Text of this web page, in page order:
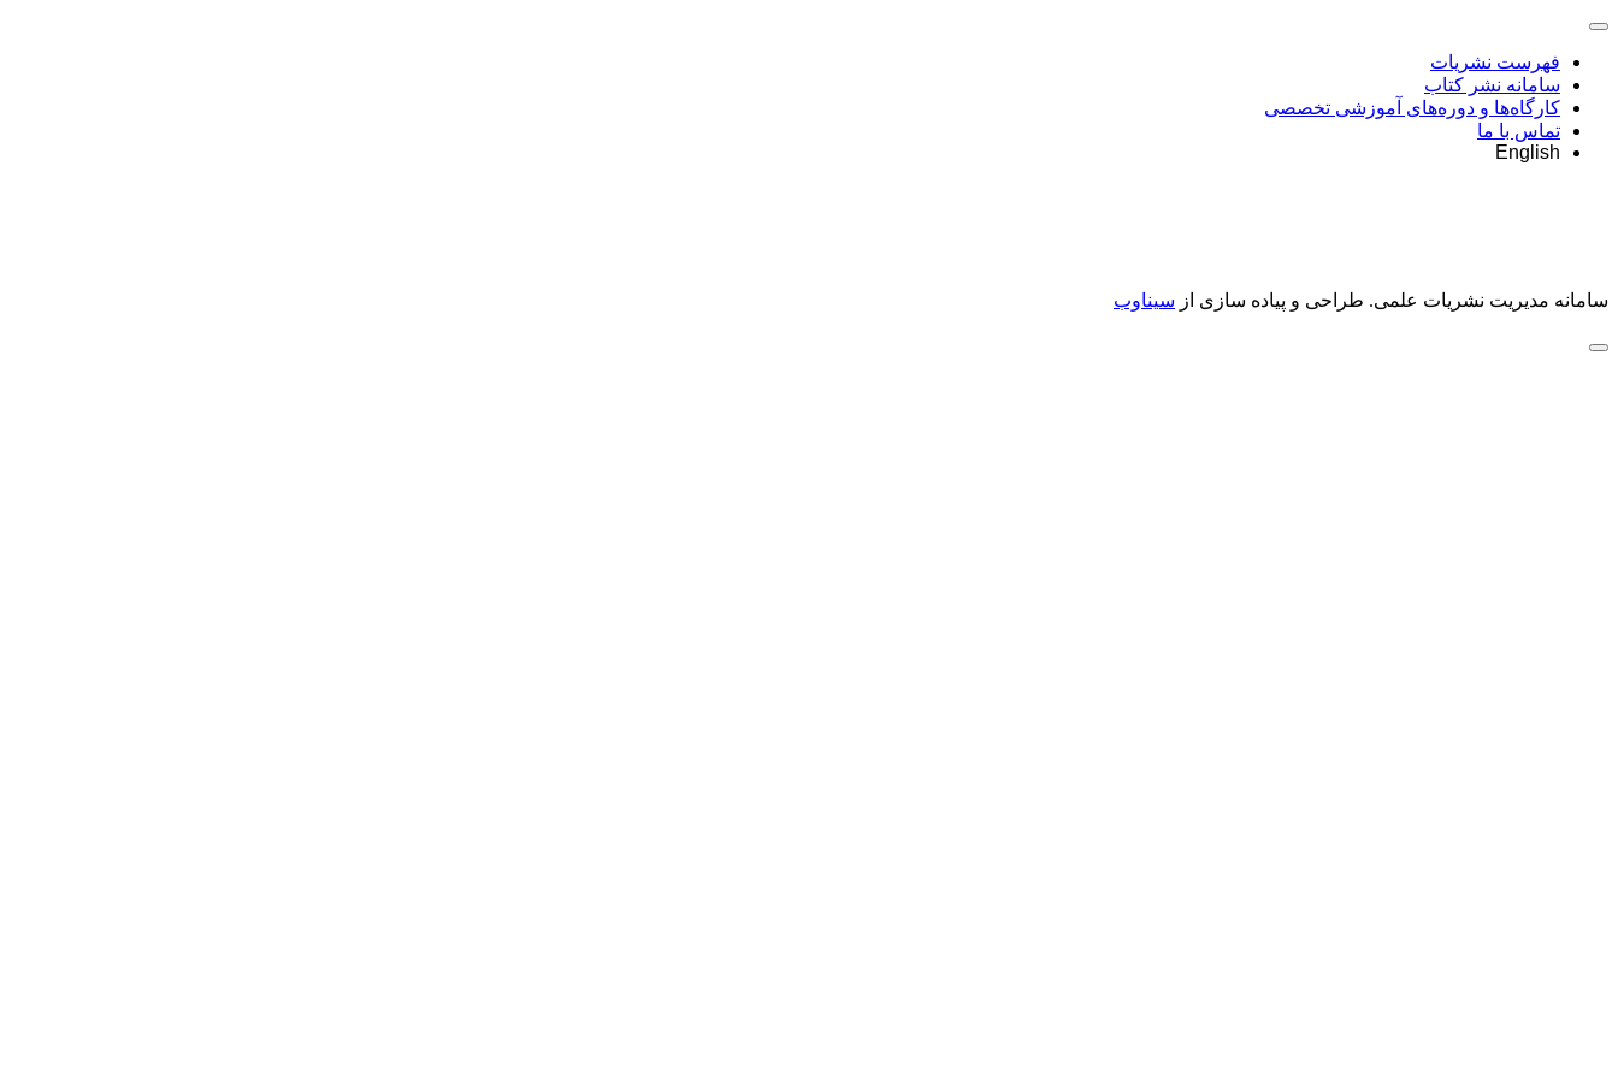
فهرست نشریات
سامانه نشر کتاب
کارگاه‌ها و دوره‌های آموزشی تخصصی
تماس با ما
English
سامانه مدیریت نشریات علمی. طراحی و پیاده سازی از سیناوب